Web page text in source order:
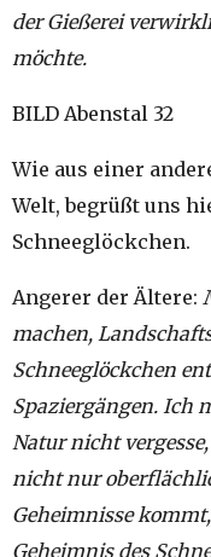
der Gießerei
möchte.
BILD Abenstal 32
Wie aus einer
Welt, begrüßt uns
Schneeglöckchen.
Angerer der Ältere:
machen,
Schneeglöckchen
Spaziergängen. Ich
Natur nicht
nicht nur
Geheimnisse
Geheimnis des